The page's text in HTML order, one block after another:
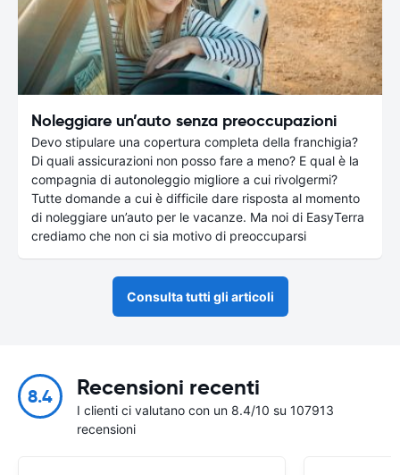
Noleggiare un’auto senza preoccupazioni
Devo stipulare una copertura completa della franchigia?
Di quali assicurazioni non posso fare a meno? E qual è la
compagnia di autonoleggio migliore a cui rivolgermi?
Tutte domande a cui è difficile dare risposta al momento
di noleggiare un’auto per le vacanze. Ma noi di EasyTerra
crediamo che non ci sia motivo di preoccuparsi
Consulta tutti gli articoli
8.4 Recensioni recenti
I clienti ci valutano con un 8.4/10 su 107913
recensioni